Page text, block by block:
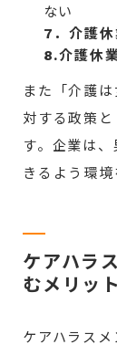
ない
7．介護
8.介護休
また「介護
対する政策
す。企業は
きるよう環
ケアハラ
むメリッ
ケアハラス